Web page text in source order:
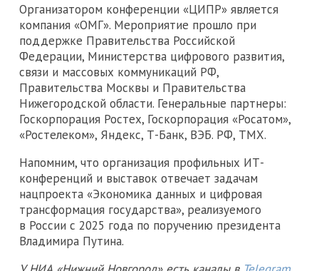
Организатором конференции «ЦИПР» является
компания «ОМГ». Мероприятие прошло при
поддержке Правительства Российской
Федерации, Министерства цифрового развития,
связи и массовых коммуникаций РФ,
Правительства Москвы и Правительства
Нижегородской области. Генеральные партнеры:
Госкорпорация Ростех, Госкорпорация «Росатом»,
«Ростелеком», Яндекс, Т-Банк, ВЭБ. РФ, ТМХ.
Напомним, что организация профильных ИТ-
конференций и выставок отвечает задачам
нацпроекта «Экономика данных и цифровая
трансформация государства», реализуемого
в России с 2025 года по поручению президента
Владимира Путина.